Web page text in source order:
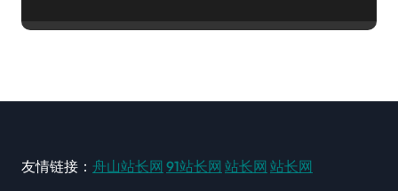
友情链接： 舟山站长网 91站长网 站长网 站长网